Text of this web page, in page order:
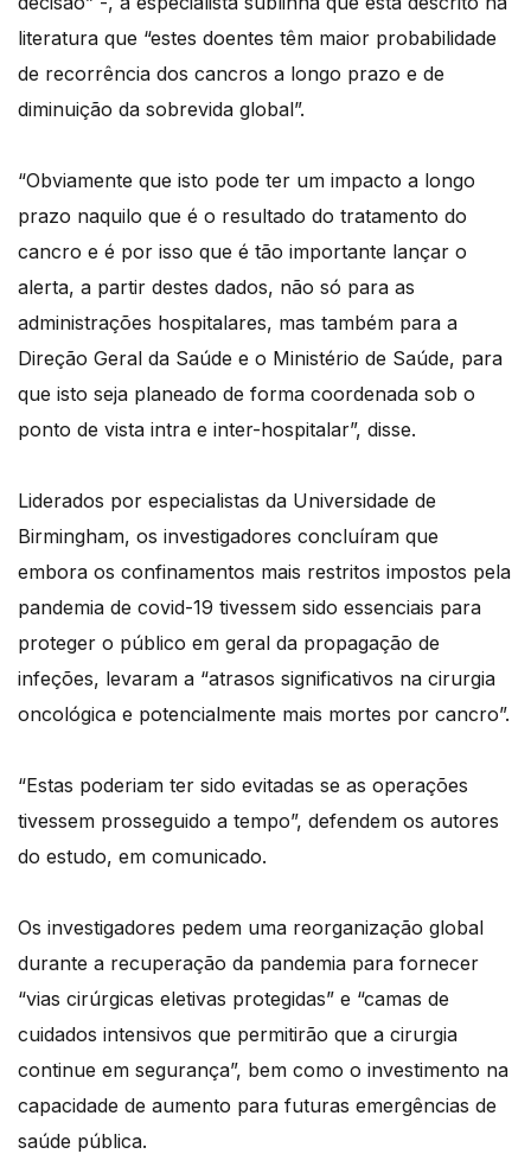
literatura que “estes doentes têm maior probabilidade
de recorrência dos cancros a longo prazo e de
diminuição da sobrevida global”.
“Obviamente que isto pode ter um impacto a longo
prazo naquilo que é o resultado do tratamento do
cancro e é por isso que é tão importante lançar o
alerta, a partir destes dados, não só para as
administrações hospitalares, mas também para a
Direção Geral da Saúde e o Ministério de Saúde, para
que isto seja planeado de forma coordenada sob o
ponto de vista intra e inter-hospitalar”, disse.
Liderados por especialistas da Universidade de
Birmingham, os investigadores concluíram que
embora os confinamentos mais restritos impostos pela
pandemia de covid-19 tivessem sido essenciais para
proteger o público em geral da propagação de
infeções, levaram a “atrasos significativos na cirurgia
oncológica e potencialmente mais mortes por cancro”.
“Estas poderiam ter sido evitadas se as operações
tivessem prosseguido a tempo”, defendem os autores
do estudo, em comunicado.
Os investigadores pedem uma reorganização global
durante a recuperação da pandemia para fornecer
“vias cirúrgicas eletivas protegidas” e “camas de
cuidados intensivos que permitirão que a cirurgia
continue em segurança”, bem como o investimento na
capacidade de aumento para futuras emergências de
saúde pública.